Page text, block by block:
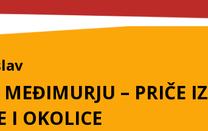
– PRIČE IZ
I OKOLICE